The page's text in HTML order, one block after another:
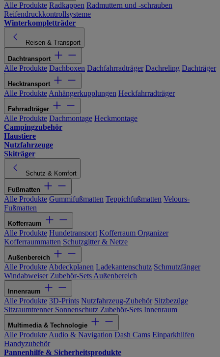
Alle Produkte Radkappen Radmuttern und -schrauben
Reifendruckkontrollsysteme
Winterkompletträder
Reisen & Transport
Dachtransport
Alle Produkte Dachboxen Dachfahrradträger Dachreling Dachträger
Hecktransport
Alle Produkte Anhängerkupplungen Heckfahrradträger
Fahrradträger
Alle Produkte Dachmontage Heckmontage
Campingzubehör
Haustiere
Nutzfahrzeuge
Skiträger
Schutz & Komfort
Fußmatten
Alle Produkte Gummifußmatten Teppichfußmatten Velours-
Fußmatten
Kofferraum
Alle Produkte Hundetransport Kofferraum Organizer
Kofferraummatten Schutzgitter & Netze
Außenbereich
Alle Produkte Abdeckplanen Ladekantenschutz Schmutzfänger
Windabweiser Zubehör-Sets Außenbereich
Innenraum
Alle Produkte 3D-Prints Nutzfahrzeug-Zubehör Sitzbezüge
Sitzraumtrenner Sonnenschutz Zubehör-Sets Innenraum
Multimedia & Technologie
Alle Produkte Audio & Navigation Dash Cams Einparkhilfen
Handyzubehör
Pannenhilfe & Sicherheitsprodukte